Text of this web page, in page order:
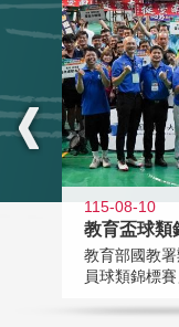
115-08-10
教育盃球類
教育部國教
員球類錦標